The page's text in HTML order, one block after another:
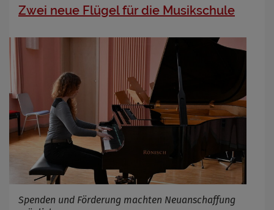
Zwei neue Flügel für die Musikschule
Spenden und Förderung machten Neuanschaffung